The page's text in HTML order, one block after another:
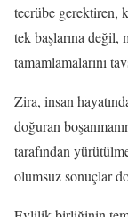
tecrübe gerektiren,
tek başlarına
tamamlamalarını
Zira, insan
doğuran
tarafından
olumsuz sonuçlar